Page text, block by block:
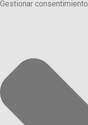
Gestionar consentimiento